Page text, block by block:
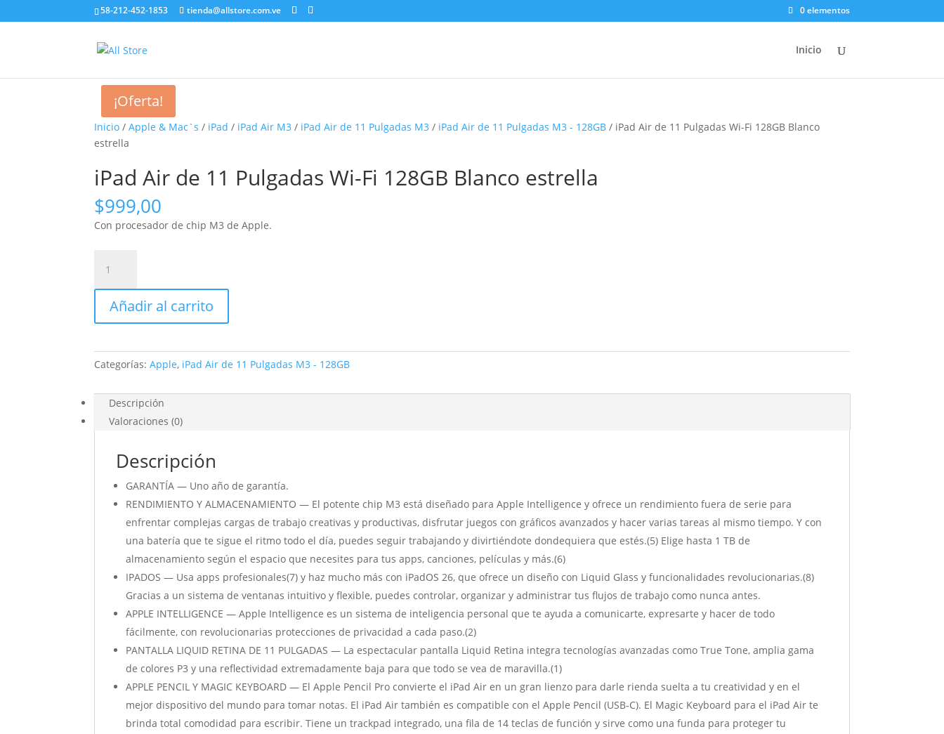
58-212-452-1853 tienda@allstore.com.ve 0 elementos
Inicio
Inicio /Apple & Mac`s / iPad / iPad Air M3 / iPad Air de 11 Pulgadas M3 / iPad Air de 11 Pulgadas M3 - 128GB / iPad Air de 11 Pulgadas Wi-Fi 128GB Blanco
estrella
iPad Air de 11 Pulgadas Wi-Fi 128GB Blanco estrella
$999,00
Con procesador de chip M3 de Apple.
de
Pulgadas
Fi
128GB
estrella
cantidad
Añadir al carrito
Categorías:Apple, iPad Air de 11 Pulgadas M3 - 128GB
Descripción
Valoraciones (0)
Descripción
GARANTÍA — Uno año de garantía.
RENDIMIENTO Y ALMACENAMIENTO — El potente chip M3 está diseñado para Apple Intelligence y ofrece un rendimiento fuera de serie para
enfrentar complejas cargas de trabajo creativas y productivas, disfrutar juegos con gráficos avanzados y hacer varias tareas al mismo tiempo. Y con
una batería que te sigue el ritmo todo el día, puedes seguir trabajando y divirtiéndote dondequiera que estés.(5) Elige hasta 1 TB de
almacenamiento según el espacio que necesites para tus apps, canciones, películas y más.(6)
IPADOS — Usa apps profesionales(7) y haz mucho más con iPadOS 26, que ofrece un diseño con Liquid Glass y funcionalidades revolucionarias.(8)
Gracias a un sistema de ventanas intuitivo y flexible, puedes controlar, organizar y administrar tus flujos de trabajo como nunca antes.
APPLE INTELLIGENCE — Apple Intelligence es un sistema de inteligencia personal que te ayuda a comunicarte, expresarte y hacer de todo
fácilmente, con revolucionarias protecciones de privacidad a cada paso.(2)
PANTALLA LIQUID RETINA DE 11 PULGADAS — La espectacular pantalla Liquid Retina integra tecnologías avanzadas como True Tone, amplia gama
de colores P3 y una reflectividad extremadamente baja para que todo se vea de maravilla.(1)
APPLE PENCIL Y MAGIC KEYBOARD — El Apple Pencil Pro convierte el iPad Air en un gran lienzo para darle rienda suelta a tu creatividad y en el
mejor dispositivo del mundo para tomar notas. El iPad Air también es compatible con el Apple Pencil (USB-C). El Magic Keyboard para el iPad Air te
brinda total comodidad para escribir. Tiene un trackpad integrado, una fila de 14 teclas de función y sirve como una funda para proteger tu
¡Oferta!